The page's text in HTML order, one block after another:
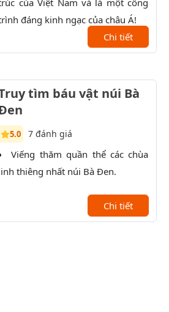
của Việt Nam và là một công
đáng kinh ngạc của châu Á!
Chi tiết
tìm báu vật núi Bà
5.0 7 đánh giá
Viếng thăm quần thể các chùa
thiêng nhất núi Bà Đen.
Chi tiết